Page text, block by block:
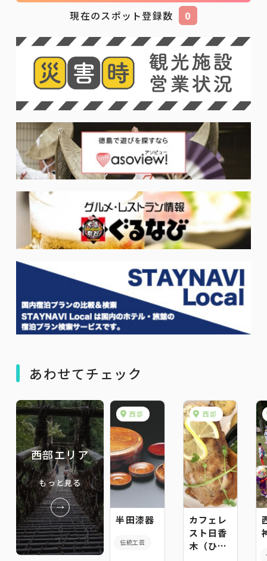
現在のスポット登録数 0
あわせてチェック
西部エリア
もっと見る
西部
半田漆器
伝統工芸
西部
カフェレ
スト日香
木（ひこ